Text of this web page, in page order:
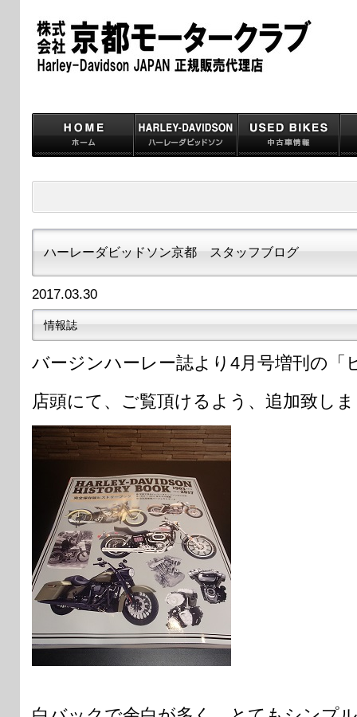
ハーレーダビッドソン京都 スタッフブログ
2017.03.30
情報誌
バージンハーレー誌より4月号増刊の「
店頭にて、ご覧頂けるよう、追加致し